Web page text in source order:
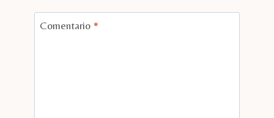
Comentario *